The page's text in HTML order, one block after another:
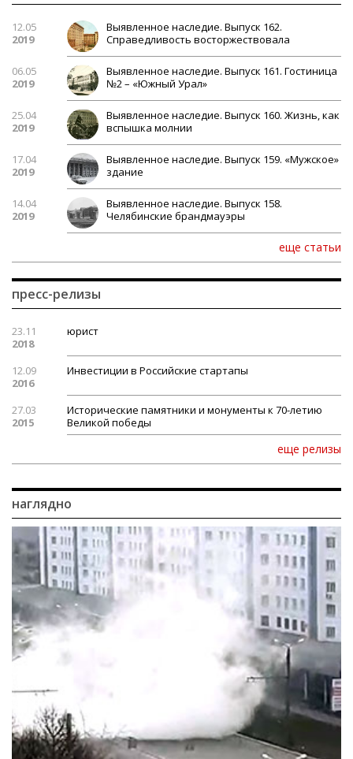
12.05
2019
Выявленное наследие. Выпуск 162.
Справедливость восторжествовала
06.05
2019
Выявленное наследие. Выпуск 161. Гостиница
№2 – «Южный Урал»
25.04
2019
Выявленное наследие. Выпуск 160. Жизнь, как
вспышка молнии
17.04
2019
Выявленное наследие. Выпуск 159. «Мужское»
здание
14.04
2019
Выявленное наследие. Выпуск 158.
Челябинские брандмауэры
еще статьи
пресс-релизы
23.11
2018
юрист
12.09
2016
Инвестиции в Российские стартапы
27.03
2015
Исторические памятники и монументы к 70-летию
Великой победы
еще релизы
наглядно